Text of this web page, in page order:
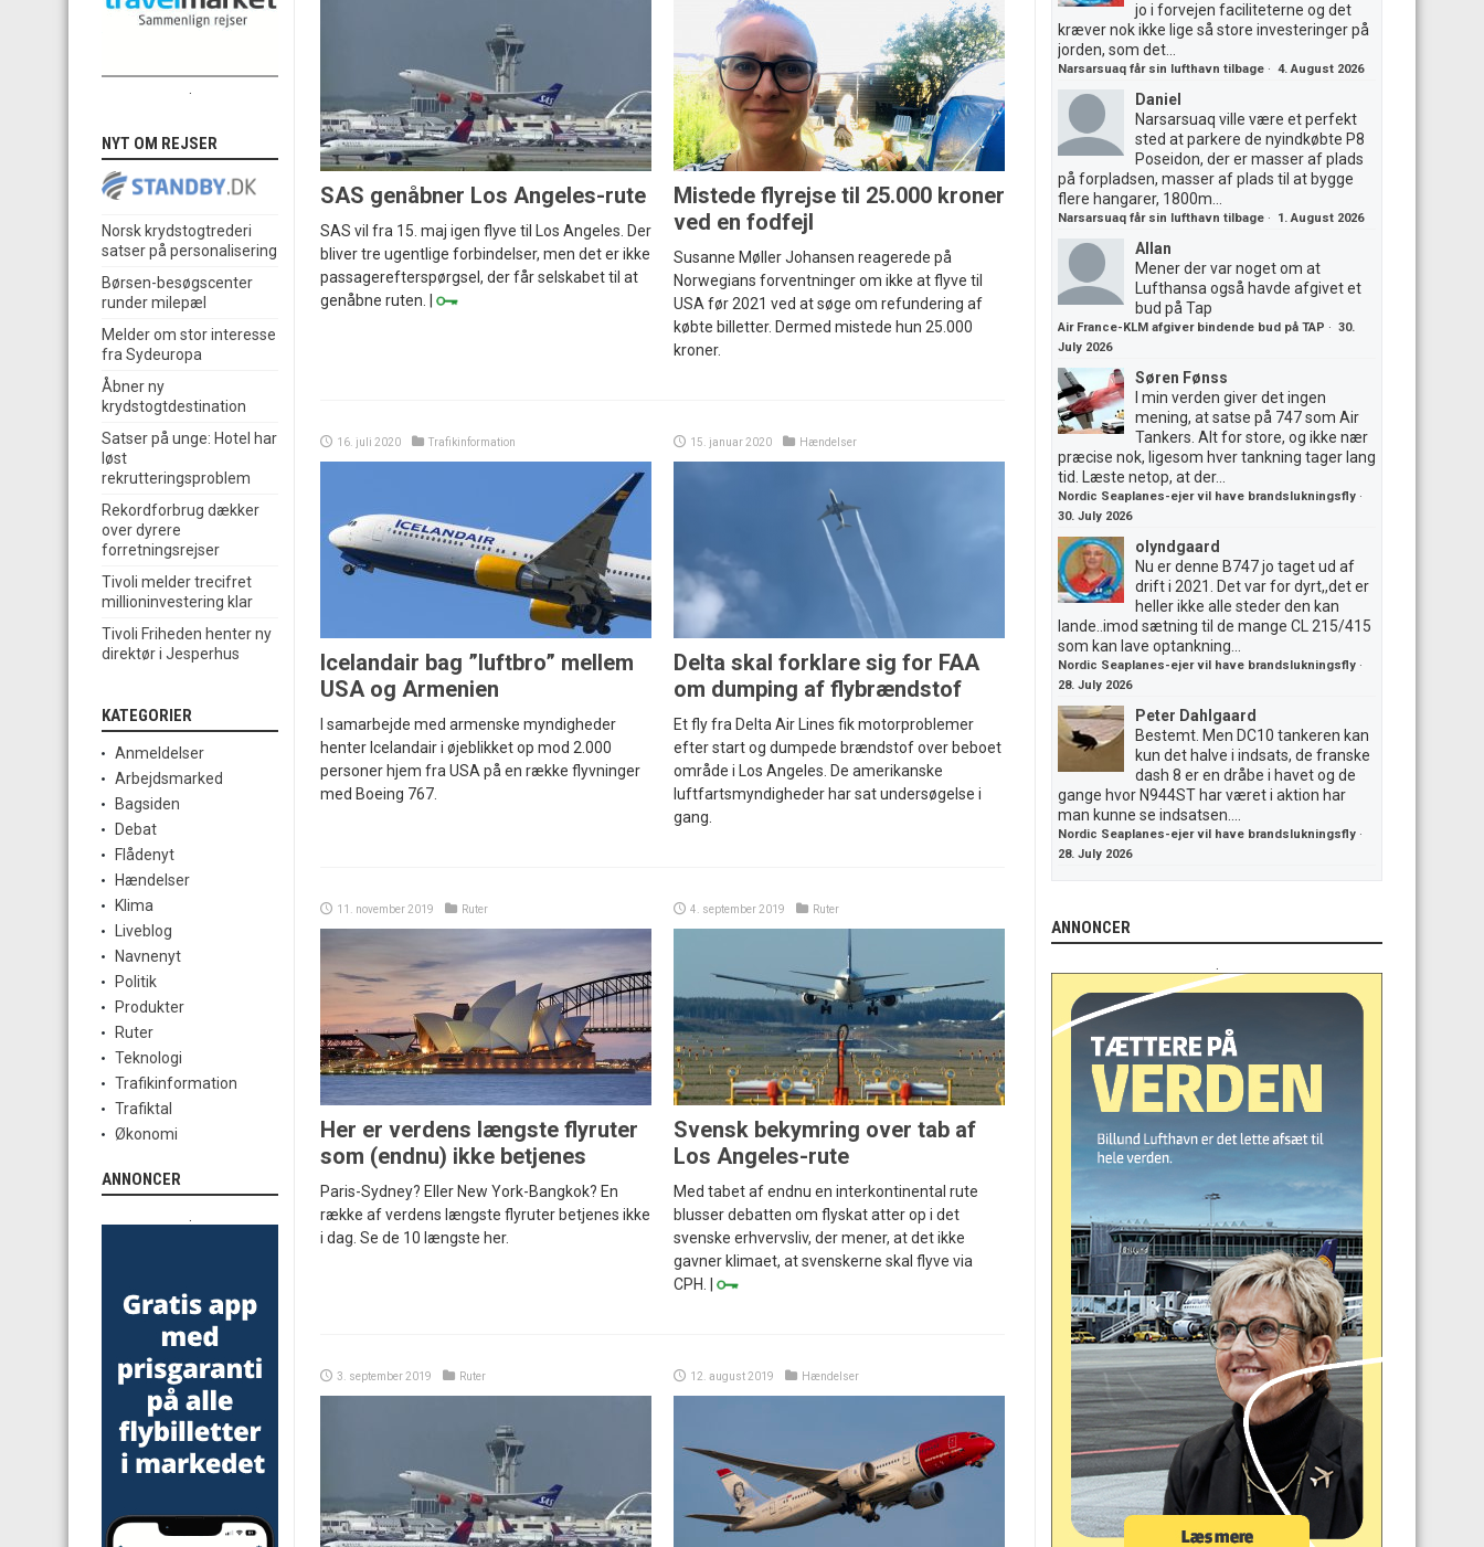
SAS genåbner Los Angeles-rute
SAS vil fra 15. maj igen flyve til Los Angeles. Der
bliver tre ugentlige forbindelser, men det er ikke
passagerefterspørgsel, der får selskabet til at
genåbne ruten. |
Mistede flyrejse til 25.000 kroner
ved en fodfejl
Susanne Møller Johansen reagerede på
Norwegians forventninger om ikke at flyve til
USA før 2021 ved at søge om refundering af
købte billetter. Dermed mistede hun 25.000
kroner.
16. juli 2020 Trafikinformation
Icelandair bag ”luftbro” mellem
USA og Armenien
I samarbejde med armenske myndigheder
henter Icelandair i øjeblikket op mod 2.000
personer hjem fra USA på en række flyvninger
med Boeing 767.
15. januar 2020 Hændelser
Delta skal forklare sig for FAA
om dumping af flybrændstof
Et fly fra Delta Air Lines fik motorproblemer
efter start og dumpede brændstof over beboet
område i Los Angeles. De amerikanske
luftfartsmyndigheder har sat undersøgelse i
gang.
11. november 2019 Ruter
Her er verdens længste flyruter
som (endnu) ikke betjenes
Paris-Sydney? Eller New York-Bangkok? En
række af verdens længste flyruter betjenes ikke
i dag. Se de 10 længste her.
4. september 2019 Ruter
Svensk bekymring over tab af
Los Angeles-rute
Med tabet af endnu en interkontinental rute
blusser debatten om flyskat atter op i det
svenske erhvervsliv, der mener, at det ikke
gavner klimaet, at svenskerne skal flyve via
CPH. |
3. september 2019 Ruter 12. august 2019 Hændelser
NYT OM REJSER
Norsk krydstogtrederi
satser på personalisering
Børsen-besøgscenter
runder milepæl
Melder om stor interesse
fra Sydeuropa
Åbner ny
krydstogtdestination
Satser på unge: Hotel har
løst
rekrutteringsproblem
Rekordforbrug dækker
over dyrere
forretningsrejser
Tivoli melder trecifret
millioninvestering klar
Tivoli Friheden henter ny
direktør i Jesperhus
KATEGORIER
Anmeldelser
Arbejdsmarked
Bagsiden
Debat
Flådenyt
Hændelser
Klima
Liveblog
Navnenyt
Politik
Produkter
Ruter
Teknologi
Trafikinformation
Trafiktal
Økonomi
ANNONCER
jo i forvejen faciliteterne og det
kræver nok ikke lige så store investeringer på
jorden, som det...
Narsarsuaq får sin lufthavn tilbage · 4. August 2026
Daniel
Narsarsuaq ville være et perfekt
sted at parkere de nyindkøbte P8
Poseidon, der er masser af plads
på forpladsen, masser af plads til at bygge
flere hangarer, 1800m...
Narsarsuaq får sin lufthavn tilbage · 1. August 2026
Allan
Mener der var noget om at
Lufthansa også havde afgivet et
bud på Tap
Air France-KLM afgiver bindende bud på TAP · 30.
July 2026
Søren Fønss
I min verden giver det ingen
mening, at satse på 747 som Air
Tankers. Alt for store, og ikke nær
præcise nok, ligesom hver tankning tager lang
tid. Læste netop, at der...
Nordic Seaplanes-ejer vil have brandslukningsfly ·
30. July 2026
olyndgaard
Nu er denne B747 jo taget ud af
drift i 2021. Det var for dyrt,,det er
heller ikke alle steder den kan
lande..imod sætning til de mange CL 215/415
som kan lave optankning...
Nordic Seaplanes-ejer vil have brandslukningsfly ·
28. July 2026
Peter Dahlgaard
Bestemt. Men DC10 tankeren kan
kun det halve i indsats, de franske
dash 8 er en dråbe i havet og de
gange hvor N944ST har været i aktion har
man kunne se indsatsen....
Nordic Seaplanes-ejer vil have brandslukningsfly ·
28. July 2026
ANNONCER